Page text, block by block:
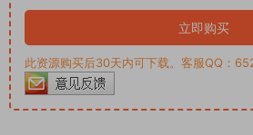
立即购买
此资源购买后30天内可下载。客服QQ：